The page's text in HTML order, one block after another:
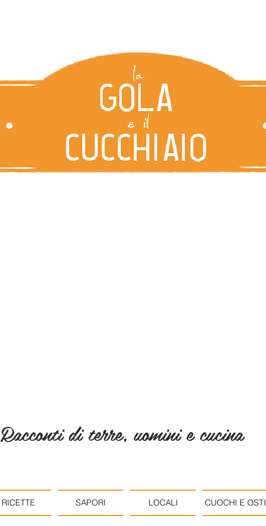
Racconti di terre, uomini e cucina
RICETTE SAPORI LOCALI CUOCHI E OSTI